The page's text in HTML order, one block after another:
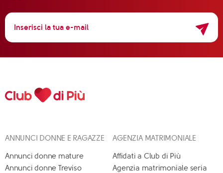
ANNUNCI DONNE E RAGAZZE
Annunci donne mature
Annunci donne Treviso
AGENZIA MATRIMONIALE
Affidati a Club di Più
Agenzia matrimoniale seria